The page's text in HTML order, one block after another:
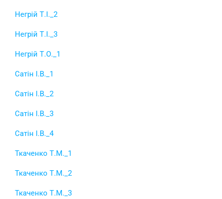
Негрій Т.І._2
Негрій Т.І._3
Негрій Т.О._1
Сатін І.В._1
Сатін І.В._2
Сатін І.В._3
Сатін І.В._4
Ткаченко Т.М._1
Ткаченко Т.М._2
Ткаченко Т.М._3